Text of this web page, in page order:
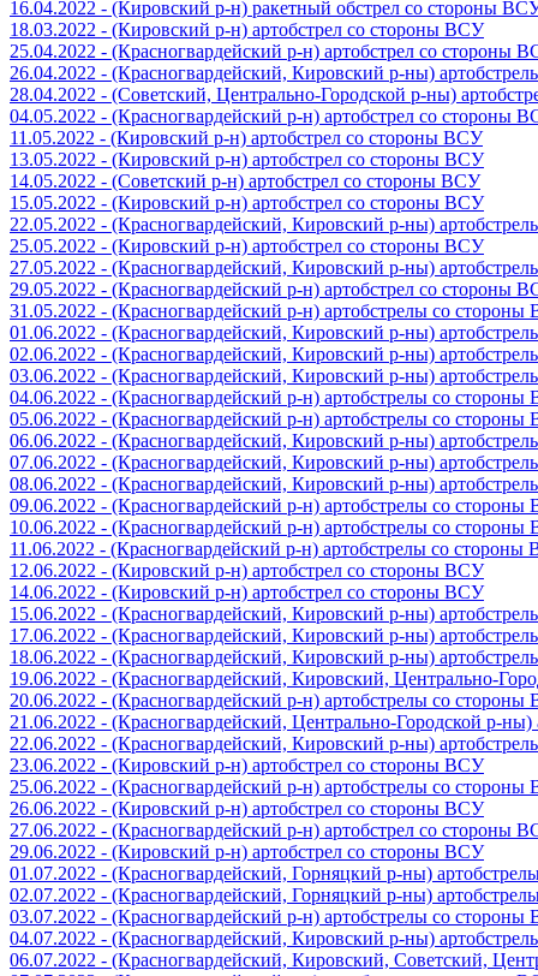
16.04.2022 - (Кировский р-н) ракетный обстрел со стороны
18.03.2022 - (Кировский р-н) артобстрел со стороны ВСУ
25.04.2022 - (Красногвардейский р-н) артобстрел со стороны
26.04.2022 - (Красногвардейский, Кировский р-ны)
28.04.2022 - (Советский, Центрально-Городской р-ны)
04.05.2022 - (Красногвардейский р-н) артобстрел со стороны
11.05.2022 - (Кировский р-н) артобстрел со стороны ВСУ
13.05.2022 - (Кировский р-н) артобстрел со стороны ВСУ
14.05.2022 - (Советский р-н) артобстрел со стороны ВСУ
15.05.2022 - (Кировский р-н) артобстрел со стороны ВСУ
22.05.2022 - (Красногвардейский, Кировский р-ны)
25.05.2022 - (Кировский р-н) артобстрел со стороны ВСУ
27.05.2022 - (Красногвардейский, Кировский р-ны)
29.05.2022 - (Красногвардейский р-н) артобстрел со стороны
31.05.2022 - (Красногвардейский р-н) артобстрелы со
01.06.2022 - (Красногвардейский, Кировский р-ны)
02.06.2022 - (Красногвардейский, Кировский р-ны)
03.06.2022 - (Красногвардейский, Кировский р-ны)
04.06.2022 - (Красногвардейский р-н) артобстрелы со
05.06.2022 - (Красногвардейский р-н) артобстрелы со
06.06.2022 - (Красногвардейский, Кировский р-ны)
07.06.2022 - (Красногвардейский, Кировский р-ны)
08.06.2022 - (Красногвардейский, Кировский р-ны)
09.06.2022 - (Красногвардейский р-н) артобстрелы со
10.06.2022 - (Красногвардейский р-н) артобстрелы со
11.06.2022 - (Красногвардейский р-н) артобстрелы со стороны
12.06.2022 - (Кировский р-н) артобстрел со стороны ВСУ
14.06.2022 - (Кировский р-н) артобстрел со стороны ВСУ
15.06.2022 - (Красногвардейский, Кировский р-ны)
17.06.2022 - (Красногвардейский, Кировский р-ны)
18.06.2022 - (Красногвардейский, Кировский р-ны)
19.06.2022 - (Красногвардейский, Кировский, Центрально-
20.06.2022 - (Красногвардейский р-н) артобстрелы со
21.06.2022 - (Красногвардейский, Центрально-Городской р-
22.06.2022 - (Красногвардейский, Кировский р-ны)
23.06.2022 - (Кировский р-н) артобстрел со стороны ВСУ
25.06.2022 - (Красногвардейский р-н) артобстрелы со
26.06.2022 - (Кировский р-н) артобстрел со стороны ВСУ
27.06.2022 - (Красногвардейский р-н) артобстрел со стороны
29.06.2022 - (Кировский р-н) артобстрел со стороны ВСУ
01.07.2022 - (Красногвардейский, Горняцкий р-ны)
02.07.2022 - (Красногвардейский, Горняцкий р-ны)
03.07.2022 - (Красногвардейский р-н) артобстрелы со
04.07.2022 - (Красногвардейский, Кировский р-ны)
06.07.2022 - (Красногвардейский, Кировский, Советский,